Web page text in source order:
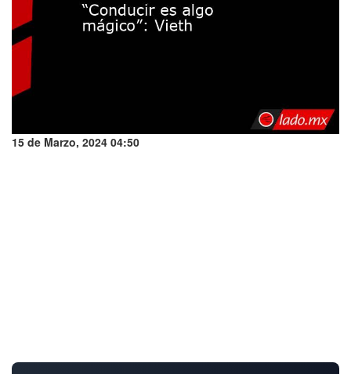
15 de Marzo, 2024 04:50